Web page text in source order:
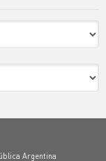
Argentina